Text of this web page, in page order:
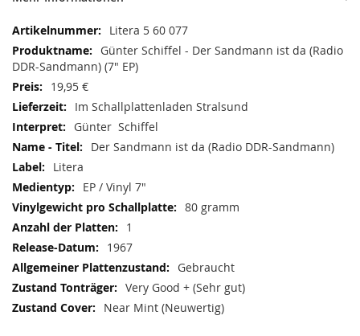
Mehr
Informationen
Litera 5 60 077
Günter Schiffel - Der Sandmann ist da (Radio
DDR-Sandmann) (7" EP)
19,95 €
Im Schallplattenladen Stralsund
Günter Schiffel
Der Sandmann ist da (Radio DDR-Sandmann)
Litera
EP / Vinyl 7"
80 gramm
1
1967
Gebraucht
Very Good + (Sehr gut)
Near Mint (Neuwertig)